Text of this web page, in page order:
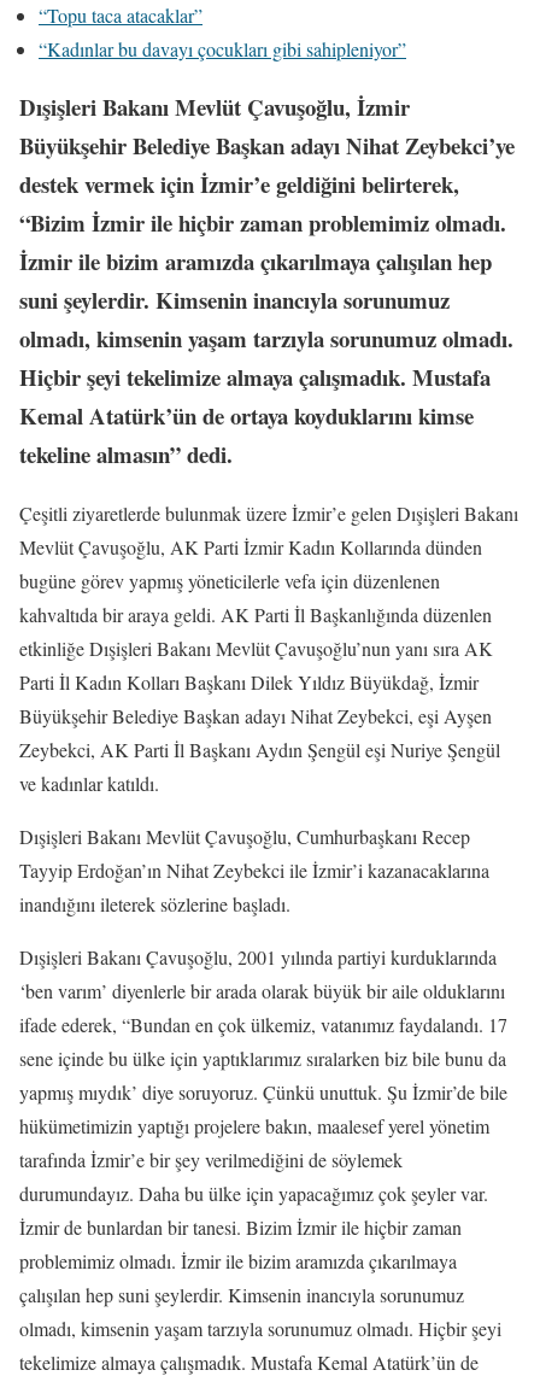
“Topu taca atacaklar”
“Kadınlar bu davayı çocukları gibi sahipleniyor”
Dışişleri Bakanı Mevlüt Çavuşoğlu, İzmir
Büyükşehir Belediye Başkan adayı Nihat Zeybekci’ye
destek vermek için İzmir’e geldiğini belirterek,
“Bizim İzmir ile hiçbir zaman problemimiz olmadı.
İzmir ile bizim aramızda çıkarılmaya çalışılan hep
suni şeylerdir. Kimsenin inancıyla sorunumuz
olmadı, kimsenin yaşam tarzıyla sorunumuz olmadı.
Hiçbir şeyi tekelimize almaya çalışmadık. Mustafa
Kemal Atatürk’ün de ortaya koyduklarını kimse
tekeline almasın” dedi.
Çeşitli ziyaretlerde bulunmak üzere İzmir’e gelen Dışişleri Bakanı
Mevlüt Çavuşoğlu, AK Parti İzmir Kadın Kollarında dünden
bugüne görev yapmış yöneticilerle vefa için düzenlenen
kahvaltıda bir araya geldi. AK Parti İl Başkanlığında düzenlen
etkinliğe Dışişleri Bakanı Mevlüt Çavuşoğlu’nun yanı sıra AK
Parti İl Kadın Kolları Başkanı Dilek Yıldız Büyükdağ, İzmir
Büyükşehir Belediye Başkan adayı Nihat Zeybekci, eşi Ayşen
Zeybekci, AK Parti İl Başkanı Aydın Şengül eşi Nuriye Şengül
ve kadınlar katıldı.
Dışişleri Bakanı Mevlüt Çavuşoğlu, Cumhurbaşkanı Recep
Tayyip Erdoğan’ın Nihat Zeybekci ile İzmir’i kazanacaklarına
inandığını ileterek sözlerine başladı.
Dışişleri Bakanı Çavuşoğlu, 2001 yılında partiyi kurduklarında
‘ben varım’ diyenlerle bir arada olarak büyük bir aile olduklarını
ifade ederek, “Bundan en çok ülkemiz, vatanımız faydalandı. 17
sene içinde bu ülke için yaptıklarımız sıralarken biz bile bunu da
yapmış mıydık’ diye soruyoruz. Çünkü unuttuk. Şu İzmir’de bile
hükümetimizin yaptığı projelere bakın, maalesef yerel yönetim
tarafında İzmir’e bir şey verilmediğini de söylemek
durumundayız. Daha bu ülke için yapacağımız çok şeyler var.
İzmir de bunlardan bir tanesi. Bizim İzmir ile hiçbir zaman
problemimiz olmadı. İzmir ile bizim aramızda çıkarılmaya
çalışılan hep suni şeylerdir. Kimsenin inancıyla sorunumuz
olmadı, kimsenin yaşam tarzıyla sorunumuz olmadı. Hiçbir şeyi
tekelimize almaya çalışmadık. Mustafa Kemal Atatürk’ün de